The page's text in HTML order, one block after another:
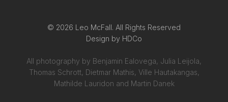
© 2026 Leo McFall. All Rights Reserved
Design by HDCo
All photography by Benjamin Ealovega, Julia Leijola,
Thomas Schrott, Dietmar Mathis, Ville Hautakangas,
Mathilde Lauridon and Martin Danek